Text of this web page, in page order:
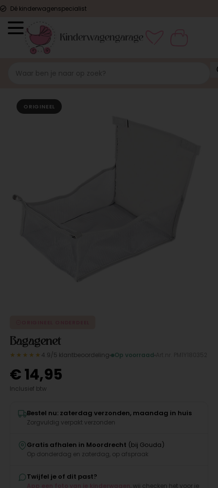
Dé kinderwagenspecialist
ORIGINEEL
Bagagenet
★★★★★ 4.9/5 klantbeoordeling Op voorraad
€14,95
Inclusief btw
Bestel nu: zaterdag verzonden, maandag in huis
Zorgvuldig verpakt verzonden
Gratis afhalen in Moordrecht (bij Gouda)
Op donderdag en zaterdag, op afspraak
Twijfel je of dit past?
, wij checken het voor je